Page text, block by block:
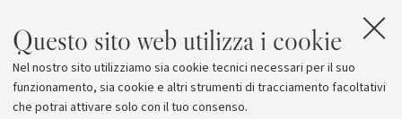
Questo sito web utilizza i cookie
Nel nostro sito utilizziamo sia cookie tecnici necessari per il suo
funzionamento, sia cookie e altri strumenti di tracciamento facoltativi
che potrai attivare solo con il tuo consenso.
L’evento è realizzato con la collaborazione e il
patrocinio del Comune di Rimini e con il supporto
dell’ente di sostegno UniRimini.